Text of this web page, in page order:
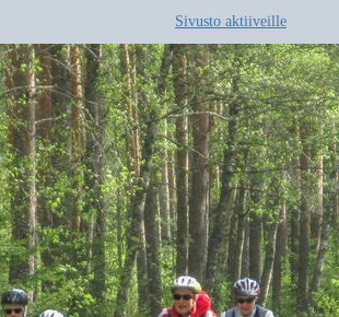
Sivusto aktiiveille